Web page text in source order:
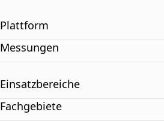
Plattform
Messungen
Einsatzbereiche
Fachgebiete